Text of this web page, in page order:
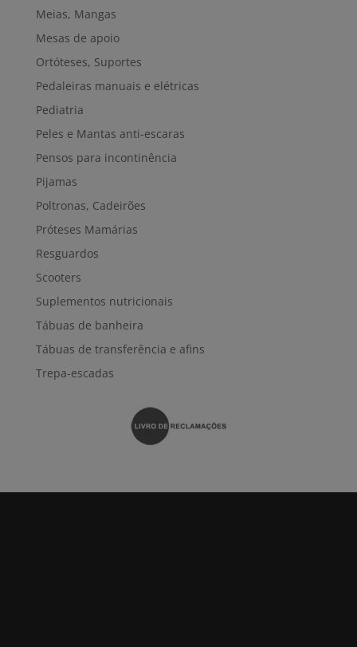
Meias, Mangas
Mesas de apoio
Ortóteses, Suportes
Pedaleiras manuais e elétricas
Pediatria
Peles e Mantas anti-escaras
Pensos para incontinência
Pijamas
Poltronas, Cadeirões
Próteses Mamárias
Resguardos
Scooters
Suplementos nutricionais
Tábuas de banheira
Tábuas de transferência e afins
Trepa-escadas